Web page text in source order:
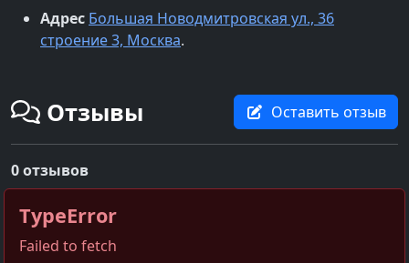
Адрес Большая Новодмитровская ул., 36
строение 3, Москва.
Отзывы Оставить отзыв
0 отзывов
TypeError
Failed to fetch